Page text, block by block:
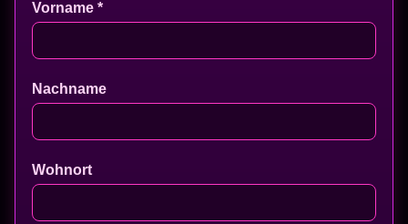
Vorname *
Nachname
Wohnort